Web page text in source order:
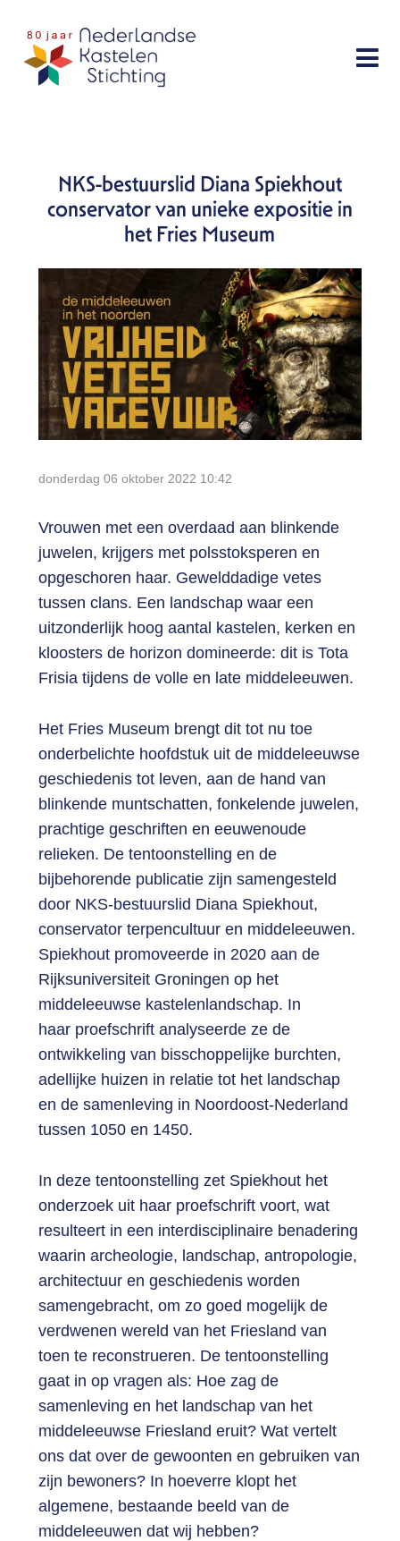
links
over
navigatie
Spring
Menu
NKS-bestuurslid Diana Spiekhout
conservator van unieke expositie in
het Fries Museum
donderdag 06 oktober 2022 10:42
Vrouwen met een overdaad aan blinkende
juwelen, krijgers met polsstoksperen en
opgeschoren haar. Gewelddadige vetes
tussen clans. Een landschap waar een
uitzonderlijk hoog aantal kastelen, kerken en
kloosters de horizon domineerde: dit is Tota
Frisia tijdens de volle en late middeleeuwen.
Het Fries Museum brengt dit tot nu toe
onderbelichte hoofdstuk uit de middeleeuwse
geschiedenis tot leven, aan de hand van
blinkende muntschatten, fonkelende juwelen,
prachtige geschriften en eeuwenoude
relieken. De tentoonstelling en de
bijbehorende publicatie zijn samengesteld
door NKS-bestuurslid Diana Spiekhout,
conservator terpencultuur en middeleeuwen.
Spiekhout promoveerde in 2020 aan de
Rijksuniversiteit Groningen op het
middeleeuwse kastelenlandschap. In
haar proefschrift analyseerde ze de
ontwikkeling van bisschoppelijke burchten,
adellijke huizen in relatie tot het landschap
en de samenleving in Noordoost-Nederland
tussen 1050 en 1450.
In deze tentoonstelling zet Spiekhout het
onderzoek uit haar proefschrift voort, wat
resulteert in een interdisciplinaire benadering
waarin archeologie, landschap, antropologie,
architectuur en geschiedenis worden
samengebracht, om zo goed mogelijk de
verdwenen wereld van het Friesland van
toen te reconstrueren. De tentoonstelling
gaat in op vragen als: Hoe zag de
samenleving en het landschap van het
middeleeuwse Friesland eruit? Wat vertelt
ons dat over de gewoonten en gebruiken van
zijn bewoners? In hoeverre klopt het
algemene, bestaande beeld van de
middeleeuwen dat wij hebben?
Doe mee
Publicaties
Over ons
Zoek
Login